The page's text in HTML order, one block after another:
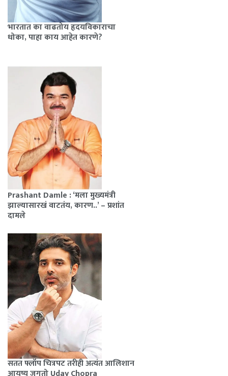
भारतात का वाढतोय हृदयविकाराचा
धोका, पाहा काय आहेत कारणे?
Prashant Damle : ‘मला मुख्यमंत्री
झाल्यासारखं वाटतंय, कारण..’ – प्रशांत
दामले
सतत फ्लॉप चित्रपट तरीही अत्यंत आलिशान